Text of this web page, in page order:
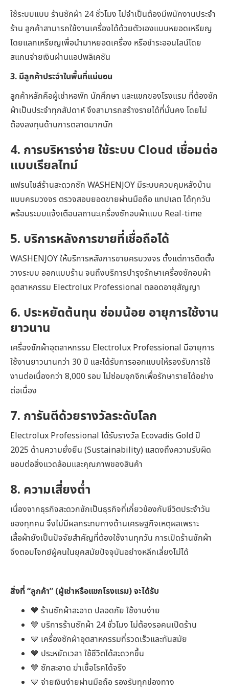
ใช้ระบบแบบ ร้านซักผ้า 24 ชั่วโมง ไม่จำเป็นต้องมีพนักงานประจำ
ร้าน ลูกค้าสามารถใช้งานเครื่องได้ด้วยตัวเองแบบหยอดเหรียญ
โดยแลกเหรียญเพื่อนำมาหยอดเครื่อง หรือชำระออนไลน์โดย
สแกนจ่ายเงินผ่านแอปพลิเคชัน
3. มีลูกค้าประจำในพื้นที่แน่นอน
ลูกค้าหลักคือผู้เช่าหอพัก นักศึกษา และแขกของโรงแรม ที่ต้องซัก
ผ้าเป็นประจำทุกสัปดาห์ จึงสามารถสร้างรายได้ที่มั่นคง โดยไม่
ต้องลงทุนด้านการตลาดมากนัก
4. การบริหารง่าย ใช้ระบบ Cloud เชื่อมต่อ
แบบเรียลไทม์
แฟรนไชส์ร้านสะดวกซัก WASHENJOY มีระบบควบคุมหลังบ้าน
แบบครบวงจร ตรวจสอบยอดขายผ่านมือถือ แทปเลต ได้ทุกวัน
พร้อมระบบแจ้งเตือนสถานะเครื่องซักอบผ้าแบบ Real-time
5. บริการหลังการขายที่เชื่อถือได้
WASHENJOY ให้บริการหลังการขายครบวงจร ตั้งแต่การติดตั้ง
วางระบบ ออกแบบร้าน จนถึงบริการบำรุงรักษาเครื่องซักอบผ้า
อุตสาหกรรม Electrolux Professional ตลอดอายุสัญญา
6. ประหยัดต้นทุน ซ่อมน้อย อายุการใช้งาน
ยาวนาน
เครื่องซักผ้าอุตสาหกรรม Electrolux Professional มีอายุการ
ใช้งานยาวนานกว่า 30 ปี และได้รับการออกแบบให้รองรับการใช้
งานต่อเนื่องกว่า 8,000 รอบ ไม่ซ่อมจุกจิกเพื่อรักษารายได้อย่าง
ต่อเนื่อง
7. การันตีด้วยรางวัลระดับโลก
Electrolux Professional ได้รับรางวัล Ecovadis Gold ปี
2025 ด้านความยั่งยืน (Sustainability) แสดงถึงความรับผิด
ชอบต่อสิ่งแวดล้อมและคุณภาพของสินค้า
8. ความเสี่ยงต่ำ
เนื่องจากธุรกิจสะดวกซักเป็นธุรกิจที่เกี่ยวข้องกับชีวิตประจำวัน
ของทุกคน จึงไม่มีผลกระทบทางด้านเศรษฐกิจเหตุผลเพราะ
เสื้อผ้ายังเป็นปัจจัยสำคัญที่ต้องใช้งานทุกวัน การเปิดร้านซักผ้า
จึงตอบโจทย์ผู้คนในยุคสมัยปัจจุบันอย่างหลีกเลี่ยงไม่ได้
สิ่งที่ “ลูกค้า” (ผู้เช่าหรือแขกโรงแรม) จะได้รับ
💙 ร้านซักผ้าสะอาด ปลอดภัย ใช้งานง่าย
💙 บริการร้านซักผ้า 24 ชั่วโมง ไม่ต้องรอคนเปิดร้าน
💙 เครื่องซักผ้าอุตสาหกรรมที่รวดเร็วและทันสมัย
💙 ประหยัดเวลา ใช้ชีวิตได้สะดวกขึ้น
💙 ซักสะอาด ฆ่าเชื้อโรคได้จริง
💙 จ่ายเงินง่ายผ่านมือถือ รองรับทุกช่องทาง